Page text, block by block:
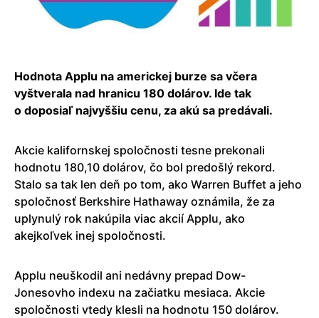
Hodnota Applu na americkej burze sa včera
vyštverala nad hranicu 180 dolárov. Ide tak
o doposiaľ najvyššiu cenu, za akú sa predávali.
Akcie kalifornskej spoločnosti tesne prekonali
hodnotu 180,10 dolárov, čo bol predošlý rekord.
Stalo sa tak len deň po tom, ako Warren Buffet a jeho
spoločnosť Berkshire Hathaway oznámila, že za
uplynulý rok nakúpila viac akcií Applu, ako
akejkoľvek inej spoločnosti.
Applu neuškodil ani nedávny prepad Dow-
Jonesovho indexu na začiatku mesiaca. Akcie
spoločnosti vtedy klesli na hodnotu 150 dolárov.